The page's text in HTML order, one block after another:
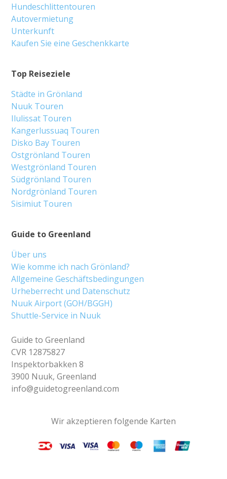
Guide to Greenland
Über uns
Wie komme ich nach Grönland?
Allgemeine Geschäftsbedingungen
Urheberrecht und Datenschutz
Nuuk Airport (GOH/BGGH)
Shuttle-Service in Nuuk
Guide to Greenland
CVR 12875827
Inspektorbakken 8
3900 Nuuk, Greenland
info@guidetogreenland.com
Top Reiseziele
Städte in Grönland
Nuuk Touren
Ilulissat Touren
Kangerlussuaq Touren
Disko Bay Touren
Ostgrönland Touren
Westgrönland Touren
Südgrönland Touren
Nordgrönland Touren
Sisimiut Touren
Hundeschlittentouren
Autovermietung
Unterkunft
Kaufen Sie eine Geschenkkarte
Wir akzeptieren folgende Karten